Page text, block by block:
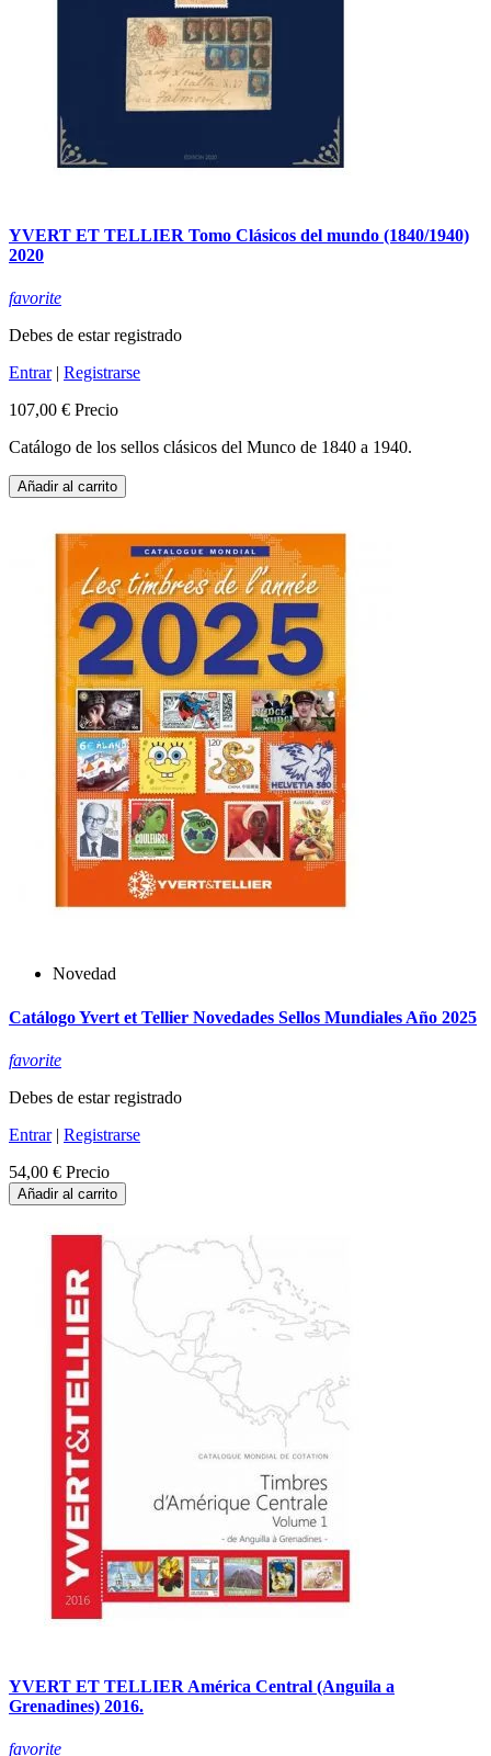
YVERT ET TELLIER Tomo Clásicos del mundo (1840/1940)
2020
favorite
Debes de estar registrado
Entrar| Registrarse
107,00 € Precio
Catálogo de los sellos clásicos del Munco de 1840 a 1940.
Añadir al carrito
Novedad
Catálogo Yvert et Tellier Novedades Sellos Mundiales Año 2025
favorite
Debes de estar registrado
Entrar| Registrarse
54,00 € Precio
Añadir al carrito
YVERT ET TELLIER América Central (Anguila a
Grenadines) 2016.
favorite